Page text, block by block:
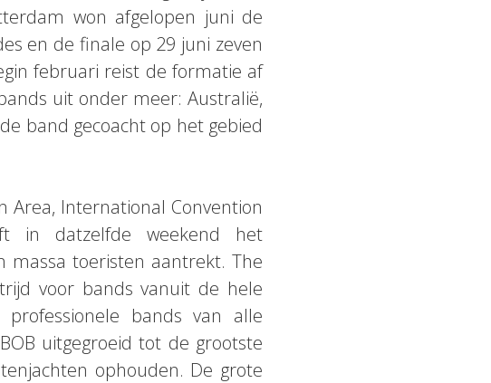
won afgelopen juni de
en de finale op 29 juni zeven
februari reist de formatie af
uit onder meer: Australië,
band gecoacht op het gebied
International Convention
in datzelfde weekend het
massa toeristen aantrekt. The
voor bands vanuit de hele
bands van alle
uitgegroeid tot de grootste
ophouden. De grote